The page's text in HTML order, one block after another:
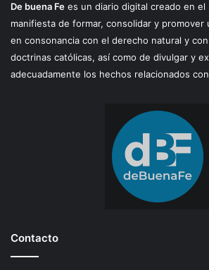
De buena Fe es un diario digital creado en el
manifiesta de formar, consolidar y promover
en consonancia con el derecho natural y
doctrinas católicas, así como de divulgar y
adecuadamente los hechos relacionados
Contacto